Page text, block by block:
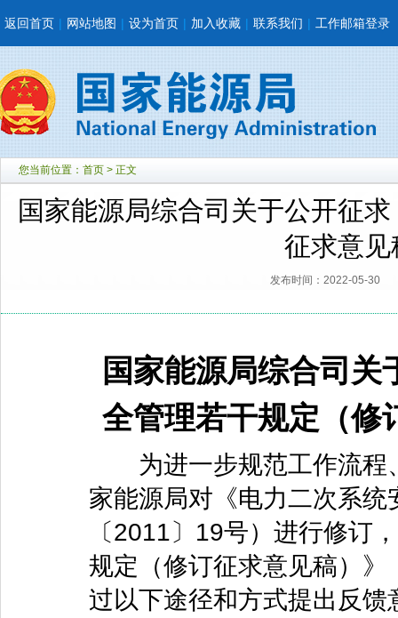
返回首页 | 网站地图 | 设为首页 | 加入收藏 | 联系我们 | 工作邮箱登录
您当前位置： 首页 > 正文
国家能源局综合司关于公开征
征求意
发布时间：2022-05-30
国家能源局综合司关
全管理若干规定（修
为进一步规范工作流程
家能源局对《电力二次系
〔2011〕19号）进行修订
规定（修订征求意见稿）
过以下途径和方式提出反馈